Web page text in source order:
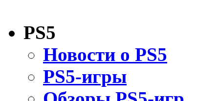
PS5
Новости о PS5
PS5-игры